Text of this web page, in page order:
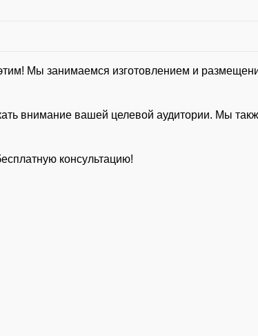
Мы занимаемся изготовлением и
внимание вашей целевой аудитории. Мы
консультацию!